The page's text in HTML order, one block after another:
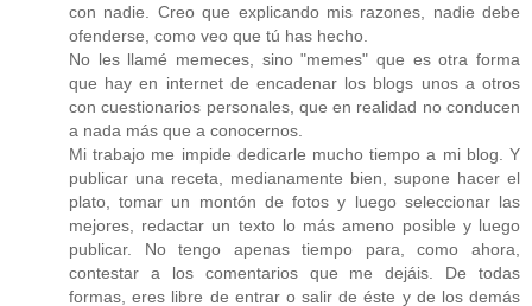
con nadie. Creo que explicando mis razones, nadie debe
ofenderse, como veo que tú has hecho.
No les llamé memeces, sino "memes" que es otra forma
que hay en internet de encadenar los blogs unos a otros
con cuestionarios personales, que en realidad no conducen
a nada más que a conocernos.
Mi trabajo me impide dedicarle mucho tiempo a mi blog. Y
publicar una receta, medianamente bien, supone hacer el
plato, tomar un montón de fotos y luego seleccionar las
mejores, redactar un texto lo más ameno posible y luego
publicar. No tengo apenas tiempo para, como ahora,
contestar a los comentarios que me dejáis. De todas
formas, eres libre de entrar o salir de éste y de los demás